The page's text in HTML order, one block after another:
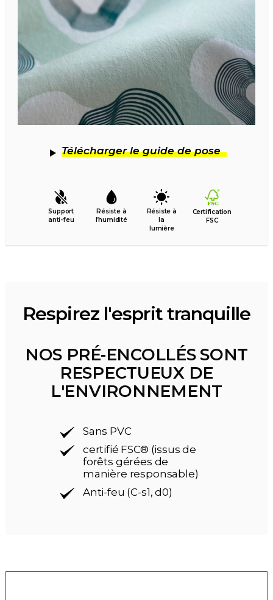
Télécharger le guide de pose
Support
anti-feu
Résiste à
l’humidité
Résiste à
la
lumière
Certification
FSC
Respirez l'esprit tranquille
NOS PRÉ-ENCOLLÉS SONT
RESPECTUEUX DE
L'ENVIRONNEMENT
Sans PVC
certifié FSC® (issus de
forêts gérées de
manière responsable)
Anti-feu (C-s1, d0)